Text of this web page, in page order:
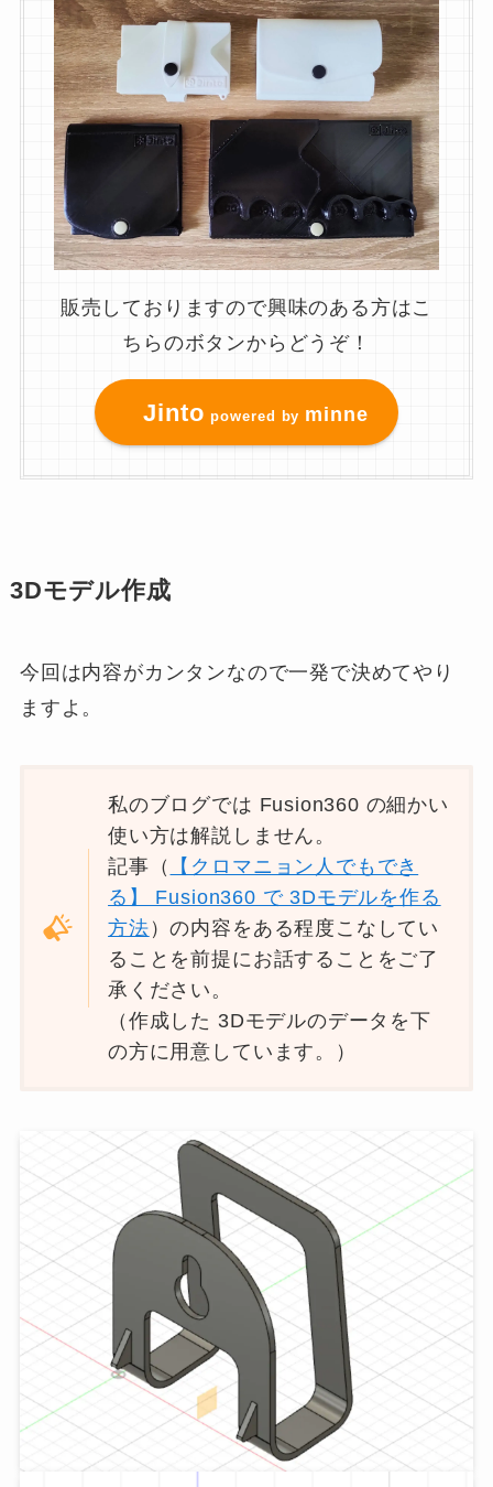
販売しておりますので興味のある方はこ
ちらのボタンからどうぞ！
Jinto powered by minne
3Dモデル作成
今回は内容がカンタンなので一発で決めてやり
ますよ。
私のブログでは Fusion360 の細かい
使い方は解説しません。
記事（
【クロマニョン人でもでき
る】 Fusion360 で 3Dモデルを作る
方法 ）の内容をある程度こなしてい
ることを前提にお話することをご了
承ください。
（作成した 3Dモデルのデータを下
の方に用意しています。）